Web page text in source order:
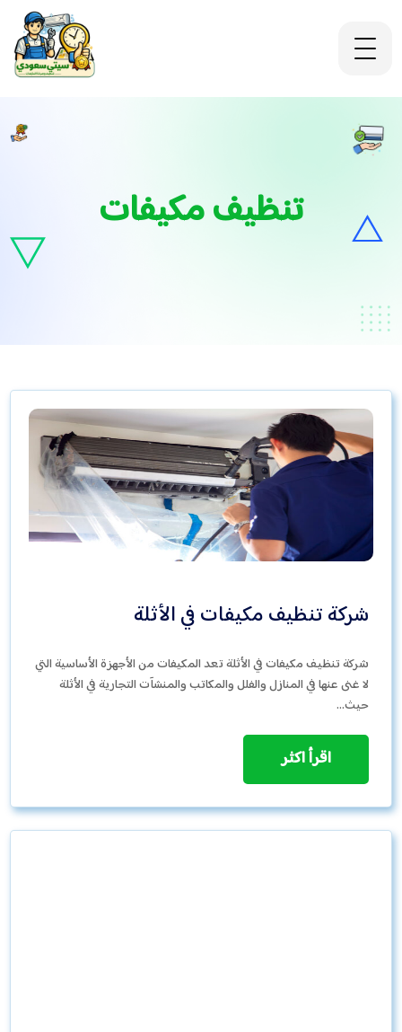
تنظيف مكيفات
شركة تنظيف مكيفات في الأثلة
شركة تنظيف مكيفات في الأثلة تعد المكيفات من الأجهزة الأساسية التي
لا غنى عنها في المنازل والفلل والمكاتب والمنشآت التجارية في الأثلة
حيث…
اقرأ اكثر